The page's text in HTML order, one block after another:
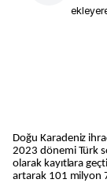
Doğu Karadeniz
2023 dönemi Türk
olarak kayıtlara
artarak 101 milyon